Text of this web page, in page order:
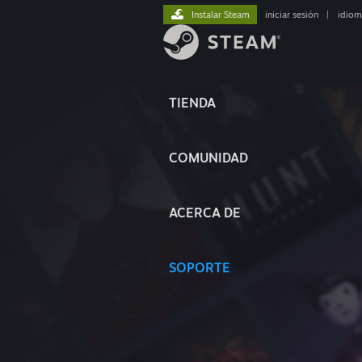
TIENDA
COMUNIDAD
ACERCA DE
SOPORTE
Instalar Steam iniciar sesión